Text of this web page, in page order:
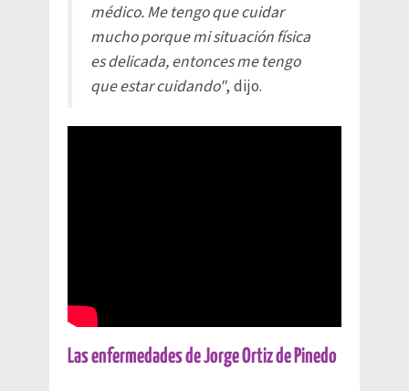
médico. Me tengo que cuidar
mucho porque mi situación física
es delicada, entonces me tengo
que estar cuidando", dijo.
Las enfermedades de Jorge Ortiz de Pinedo